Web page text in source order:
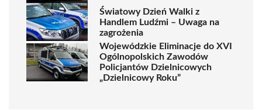
Światowy Dzień Walki z
Handlem Ludźmi – Uwaga na
zagrożenia
Wojewódzkie Eliminacje do XVI
Ogólnopolskich Zawodów
Policjantów Dzielnicowych
„Dzielnicowy Roku”